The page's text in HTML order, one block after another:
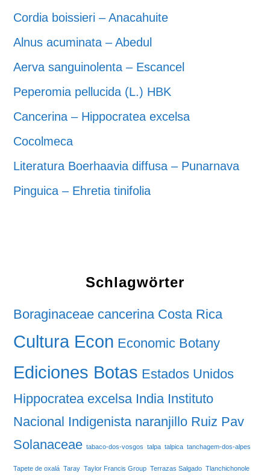
Cordia boissieri – Anacahuite
Alnus acuminata – Abedul
Aerva sanguinolenta – Escancel
Peperomia pellucida (L.) HBK
Cancerina – Hippocratea excelsa
Cocolmeca
Literatura Boerhaavia diffusa – Punarnava
Pinguica – Ehretia tinifolia
Schlagwörter
Boraginaceae cancerina Costa Rica
Cultura Econ Economic Botany
Ediciones Botas Estados Unidos
Hippocratea excelsa India Instituto
Nacional Indigenista naranjillo Ruiz Pav
Solanaceae tabaco-dos-vosgos talpa talpica tanchagem-dos-alpes
Tapete de oxalá Taray Taylor Francis Group Terrazas Salgado Tlanchichonole